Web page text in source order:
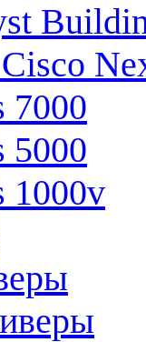
7000
5000
1000v